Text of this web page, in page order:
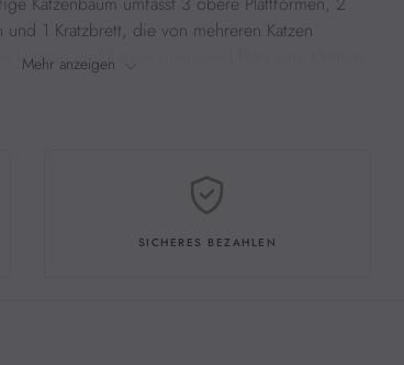
und 1 Kratzbrett, die von mehreren Katzen
können und Katzen genügend Platz zum Klettern,
für Katzen bieten. Die Kanten sind
und bieten starken Halt, wenn sich Katzen
und ermöglicht es der Katze, sich vollständig
Mehr anzeigen
SICHERES BEZAHLEN